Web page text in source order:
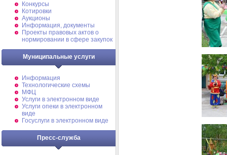
Конкурсы
Котировки
Аукционы
Информация, документы
Проекты правовых актов о
нормировании в сфере закупок
Муниципальные услуги
Информация
Технологические схемы
МФЦ
Услуги в электронном виде
Услуги опеки в электронном
виде
Госуслуги в электронном виде
Пресс-служба